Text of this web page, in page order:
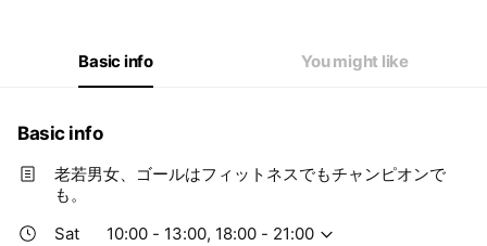
10:00 - 13:00,18:00 - 21:00
Basic info You might like
Basic info
老若男女、ゴールはフィットネスでもチャンピオンで
も。
Sat
10:00 - 13:00, 18:00 - 21:00